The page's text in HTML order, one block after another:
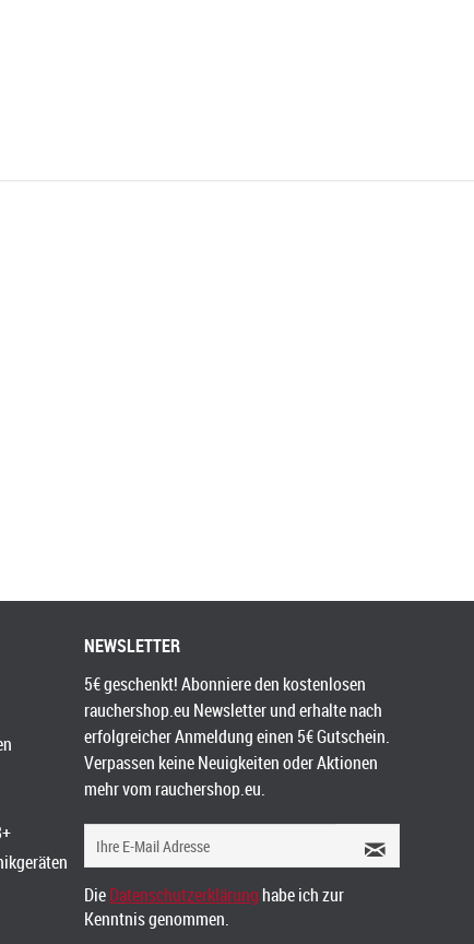
NEWSLETTER
5€ geschenkt! Abonniere den kostenlosen
rauchershop.eu Newsletter und erhalte nach
erfolgreicher Anmeldung einen 5€ Gutschein.
Verpassen keine Neuigkeiten oder Aktionen
mehr vom rauchershop.eu.
DieDatenschutzerklärung habe ich zur
Kenntnis genommen.